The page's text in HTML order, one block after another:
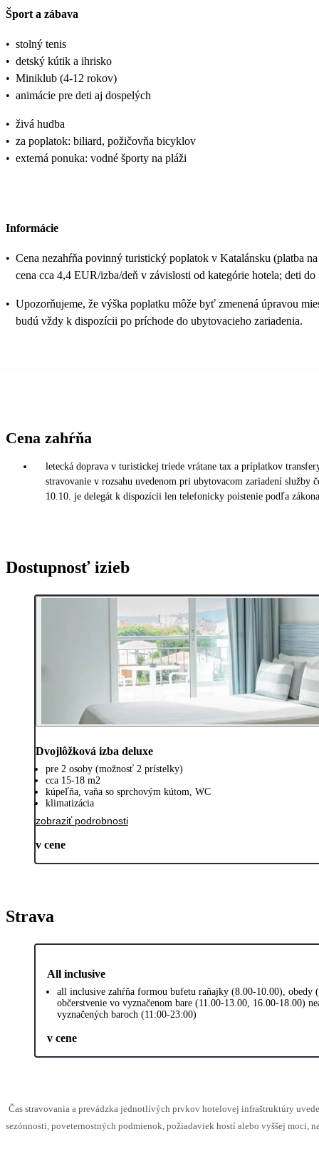
Šport a zábava
• stolný tenis
• detský kútik a ihrisko
• Miniklub (4-12 rokov)
• animácie pre deti aj dospelých
• živá hudba
• za poplatok: biliard, požičovňa bicyklov
• externá ponuka: vodné športy na pláži
Informácie
• Cena nezahŕňa povinný turistický poplatok v Katalánsku (platba
cena cca 4,4 EUR/izba/deň v závislosti od kategórie hotela; deti
• Upozorňujeme, že výška poplatku môže byť zmenená úpravou
budú vždy k dispozícii po príchode do ubytovacieho zariadenia.
Cena zahŕňa
letecká doprava v turistickej triede vrátane tax a príplatkov
stravovanie v rozsahu uvedenom pri ubytovacom zariadení
10.10. je delegát k dispozícii len telefonicky poistenie podľa
Dostupnosť izieb
Dvojlôžková izba deluxe
pre 2 osoby (možnosť 2 prístelky)
cca 15-18 m2
kúpeľňa, vaňa so sprchovým kútom, WC
klimatizácia
zobraziť podrobnosti
v cene
Strava
All inclusive
all inclusive zahŕňa formou bufetu raňajky (8.00-10.00),
občerstvenie vo vyznačenom bare (11.00-13.00, 16.00-18.00)
vyznačených baroch (11:00-23:00)
v cene
Čas stravovania a prevádzka jednotlivých prvkov hotelovej infraštruktúry
sezónnosti, poveternostných podmienok, požiadaviek hostí alebo vyššej moci,